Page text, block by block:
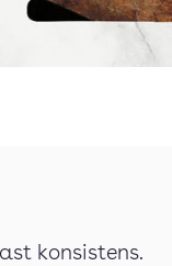
konsistens.